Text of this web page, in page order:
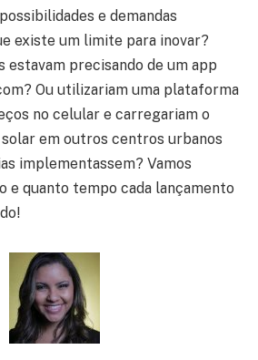
e demandas
existe um limite para inovar?
estavam precisando de um app
Ou utilizariam uma plataforma
no celular e carregariam o
em outros centros urbanos
implementassem? Vamos
e quanto tempo cada lançamento